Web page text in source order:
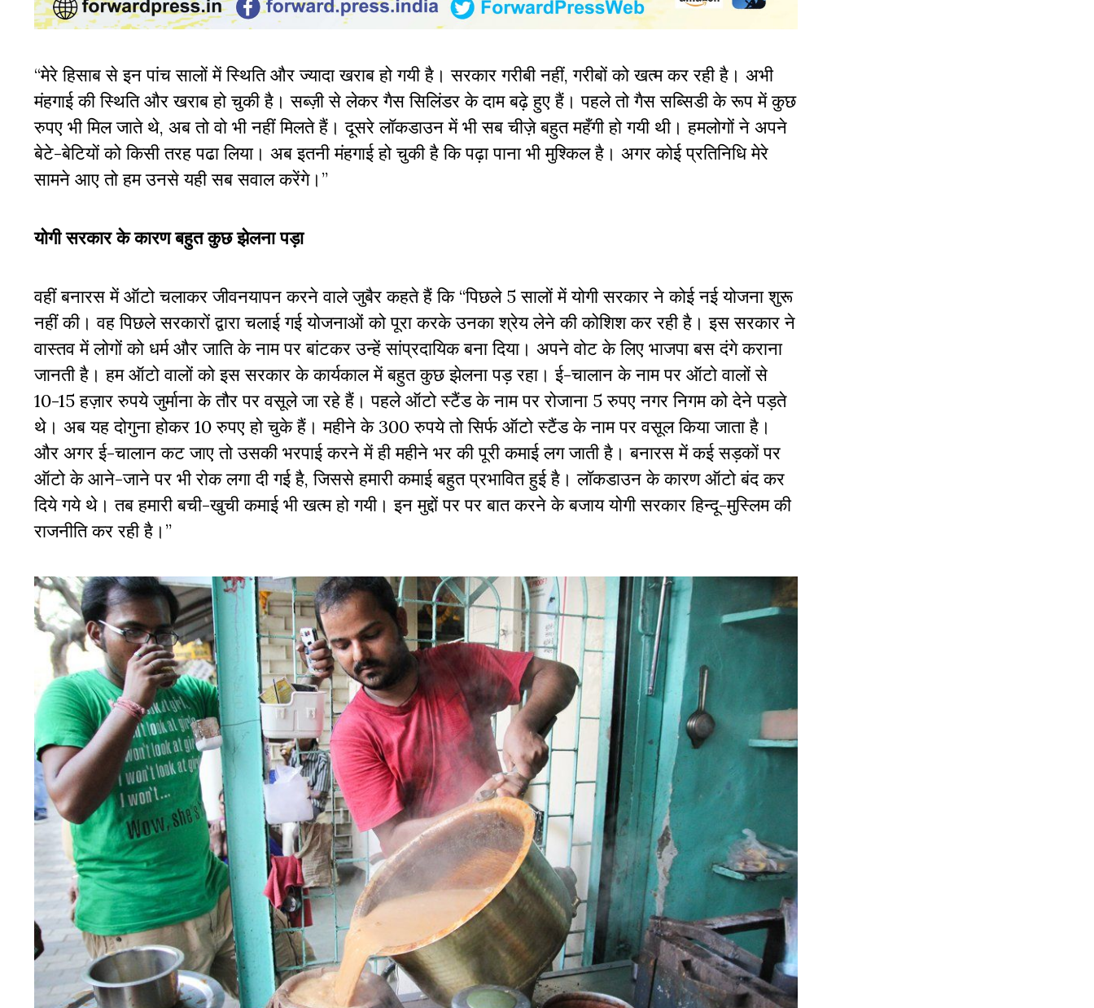
“मेरे हिसाब से इन पांच सालों में स्थिति और ज्यादा खराब हो गयी है। सरकार गरीबी नहीं, गरीबों को खत्म कर रही है। अभी
मंहगाई की स्थिति और खराब हो चुकी है। सब्ज़ी से लेकर गैस सिलिंडर के दाम बढ़े हुए हैं। पहले तो गैस सब्सिडी के रूप में कुछ
रुपए भी मिल जाते थे, अब तो वो भी नहीं मिलते हैं। दूसरे लॉकडाउन में भी सब चीज़े बहुत महँगी हो गयी थी। हमलोगों ने अपने
बेटे-बेटियों को किसी तरह पढा लिया। अब इतनी मंहगाई हो चुकी है कि पढ़ा पाना भी मुश्किल है। अगर कोई प्रतिनिधि मेरे
सामने आए तो हम उनसे यही सब सवाल करेंगे।”
योगी सरकार के कारण बहुत कुछ झेलना पड़ा
वहीं बनारस में ऑटो चलाकर जीवनयापन करने वाले जुबैर कहते हैं कि “पिछले 5 सालों में योगी सरकार ने कोई नई योजना शुरू
नहीं की। वह पिछले सरकारों द्वारा चलाई गई योजनाओं को पूरा करके उनका श्रेय लेने की कोशिश कर रही है। इस सरकार ने
वास्तव में लोगों को धर्म और जाति के नाम पर बांटकर उन्हें सांप्रदायिक बना दिया। अपने वोट के लिए भाजपा बस दंगे कराना
जानती है। हम ऑटो वालों को इस सरकार के कार्यकाल में बहुत कुछ झेलना पड़ रहा। ई-चालान के नाम पर ऑटो वालों से
10-15 हज़ार रुपये जुर्माना के तौर पर वसूले जा रहे हैं। पहले ऑटो स्टैंड के नाम पर रोजाना 5 रुपए नगर निगम को देने पड़ते
थे। अब यह दोगुना होकर 10 रुपए हो चुके हैं। महीने के 300 रुपये तो सिर्फ ऑटो स्टैंड के नाम पर वसूल किया जाता है।
और अगर ई-चालान कट जाए तो उसकी भरपाई करने में ही महीने भर की पूरी कमाई लग जाती है। बनारस में कई सड़कों पर
ऑटो के आने-जाने पर भी रोक लगा दी गई है, जिससे हमारी कमाई बहुत प्रभावित हुई है। लॉकडाउन के कारण ऑटो बंद कर
दिये गये थे। तब हमारी बची-खुची कमाई भी खत्म हो गयी। इन मुद्दों पर पर बात करने के बजाय योगी सरकार हिन्दू-मुस्लिम की
राजनीति कर रही है।”